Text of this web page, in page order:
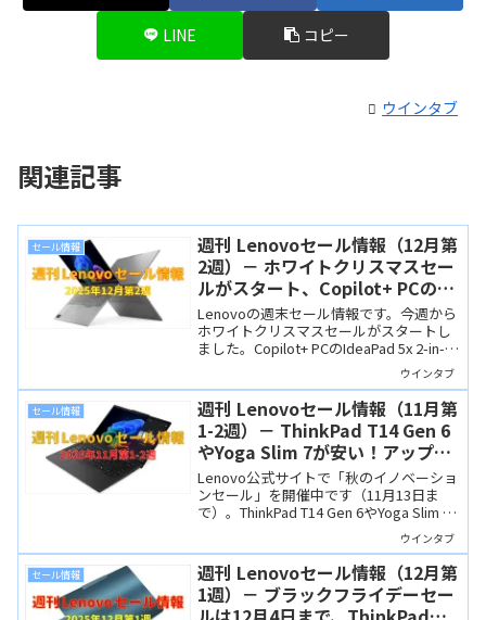
LINE コピー
ウインタブ
関連記事
セール情報
週刊 Lenovoセール情報（12月第
2週）－ ホワイトクリスマスセー
ルがスタート、Copilot+ PCの
IdeaPad 5x 2-in-1が7万円台！
Lenovoの週末セール情報です。今週から
ホワイトクリスマスセールがスタートし
ました。Copilot+ PCのIdeaPad 5x 2-in-1
や上位モデルのIdeaPad Pro 5が大幅割引
ウインタブ
セール情報
週刊 Lenovoセール情報（11月第
1-2週）－ ThinkPad T14 Gen 6
やYoga Slim 7が安い！アップグ
レード特典でSSD増量もお得に
Lenovo公式サイトで「秋のイノベーショ
ンセール」を開催中です（11月13日ま
で）。ThinkPad T14 Gen 6やYoga Slim 7
Gen 10などが非常に安くなっているほ
か、SSD増量が実質無料になるキャンペ
ーンもやっていますよ！
ウインタブ
セール情報
週刊 Lenovoセール情報（12月第
1週）－ ブラックフライデーセー